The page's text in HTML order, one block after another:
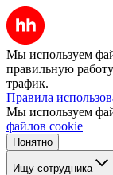
Мы используем
правильную
трафик.
Правила
Мы используем
файлов cookie
Понятно
Ищу сотрудника